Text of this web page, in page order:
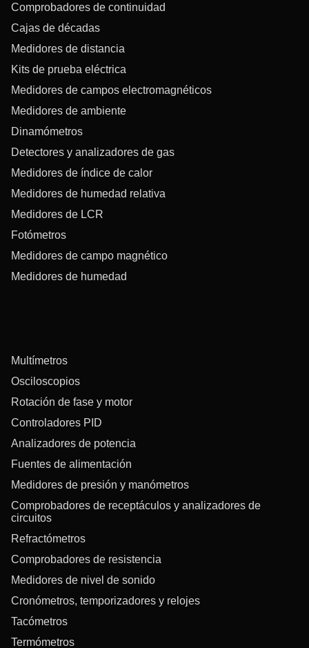
Comprobadores de continuidad
Cajas de décadas
Medidores de distancia
Kits de prueba eléctrica
Medidores de campos electromagnéticos
Medidores de ambiente
Dinamómetros
Detectores y analizadores de gas
Medidores de índice de calor
Medidores de humedad relativa
Medidores de LCR
Fotómetros
Medidores de campo magnético
Medidores de humedad
Multímetros
Osciloscopios
Rotación de fase y motor
Controladores PID
Analizadores de potencia
Fuentes de alimentación
Medidores de presión y manómetros
Comprobadores de receptáculos y analizadores de
circuitos
Refractómetros
Comprobadores de resistencia
Medidores de nivel de sonido
Cronómetros, temporizadores y relojes
Tacómetros
Termómetros